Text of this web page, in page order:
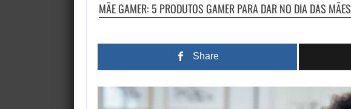
MÃE GAMER: 5 PRODUTOS GAMER PARA DAR NO DIA DAS MÃES
Share